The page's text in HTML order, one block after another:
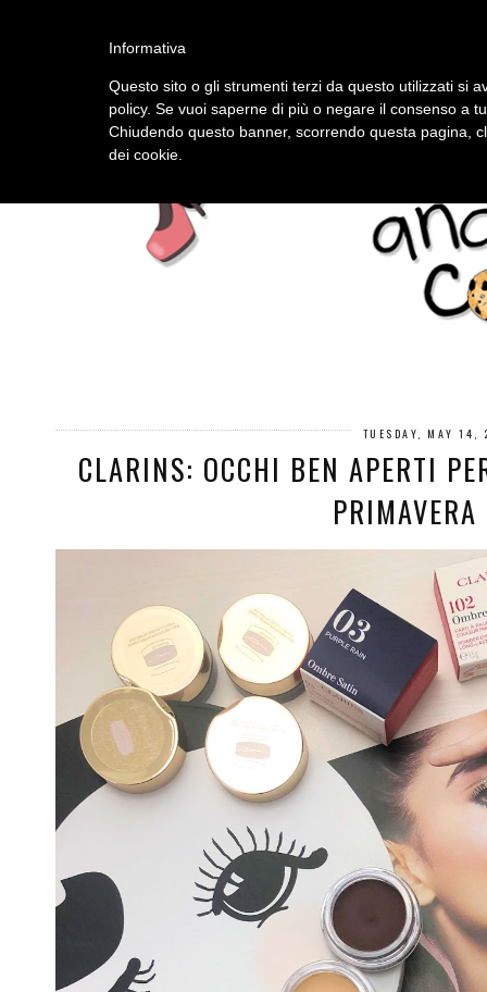
TUESDAY, MAY
CLARINS: OCCHI BEN APERTI
Informativa
Questo sito o gli strumenti terzi da questo utilizzati si
policy. Se vuoi saperne di più o negare il consenso a
Chiudendo questo banner, scorrendo questa pagina,
dei cookie.